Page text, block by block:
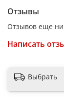
Отзывы
Отзывов еще
Написать
Выбрать